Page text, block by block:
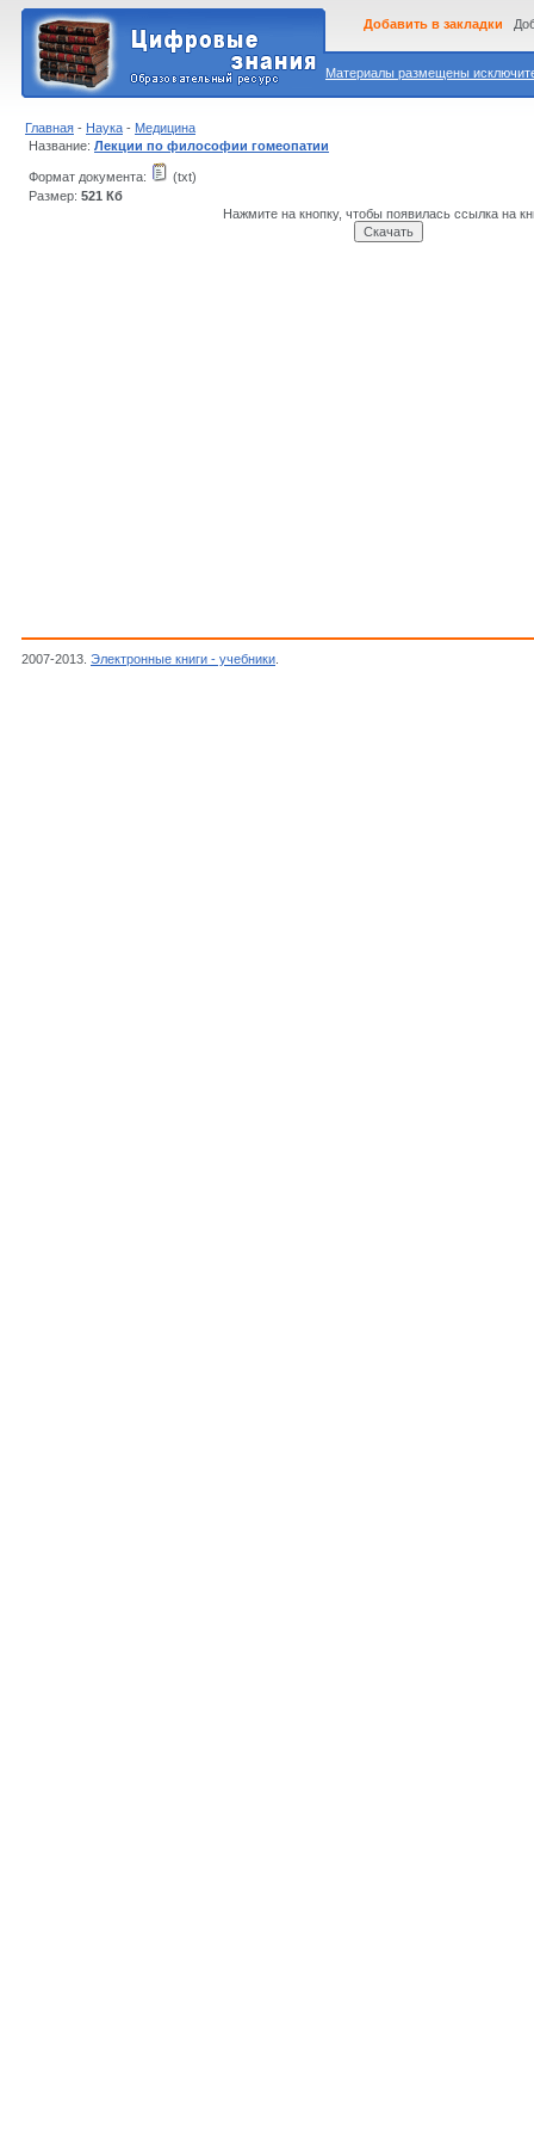
Материалы размещены
Добавить в закладки
Главная - Наука - Медицина
Название: Лекции по философии гомеопатии
Формат документа:
(txt)
Размер: 521 Кб
Нажмите на кнопку, чтобы появилась ссылка на
2007-2013. Электронные книги - учебники